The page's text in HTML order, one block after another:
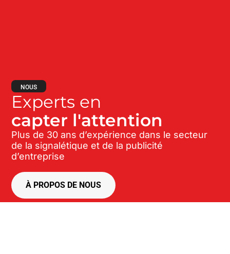
NOUS
Experts en
capter l'attention
Plus de 30 ans d’expérience dans le secteur
de la signalétique et de la publicité
d’entreprise
À PROPOS DE NOUS